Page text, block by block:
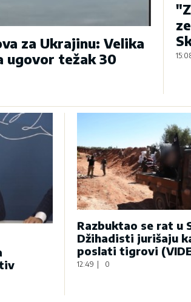
za Ukrajinu: Velika
ugovor težak 30
Razbuktao se rat u
Džihadisti jurišaju
poslati tigrovi
12:49 | 0